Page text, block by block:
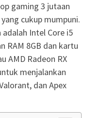
gaming 3 jutaan
cukup mumpuni.
Intel Core i5
RAM 8GB dan kartu
AMD Radeon RX
menjalankan
dan Apex